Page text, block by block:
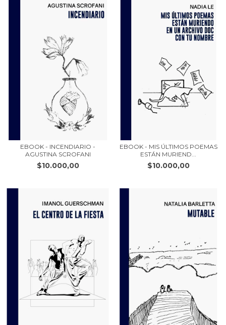
EBOOK - INCENDIARIO -
AGUSTINA SCROFANI
$10.000,00
EBOOK - MIS ÚLTIMOS POEMAS
ESTÁN MURIEND...
$10.000,00